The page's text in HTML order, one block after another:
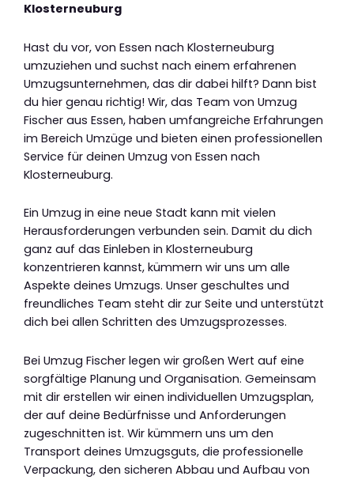
Klosterneuburg
Hast du vor, von Essen nach Klosterneuburg
umzuziehen und suchst nach einem erfahrenen
Umzugsunternehmen, das dir dabei hilft? Dann bist
du hier genau richtig! Wir, das Team von Umzug
Fischer aus Essen, haben umfangreiche Erfahrungen
im Bereich Umzüge und bieten einen professionellen
Service für deinen Umzug von Essen nach
Klosterneuburg.
Ein Umzug in eine neue Stadt kann mit vielen
Herausforderungen verbunden sein. Damit du dich
ganz auf das Einleben in Klosterneuburg
konzentrieren kannst, kümmern wir uns um alle
Aspekte deines Umzugs. Unser geschultes und
freundliches Team steht dir zur Seite und unterstützt
dich bei allen Schritten des Umzugsprozesses.
Bei Umzug Fischer legen wir großen Wert auf eine
sorgfältige Planung und Organisation. Gemeinsam
mit dir erstellen wir einen individuellen Umzugsplan,
der auf deine Bedürfnisse und Anforderungen
zugeschnitten ist. Wir kümmern uns um den
Transport deines Umzugsguts, die professionelle
Verpackung, den sicheren Abbau und Aufbau von